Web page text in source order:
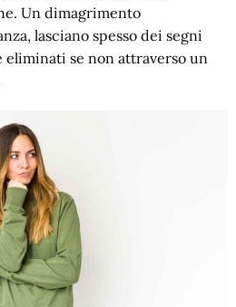
Un dimagrimento
lasciano spesso dei segni
eliminati se non attraverso un